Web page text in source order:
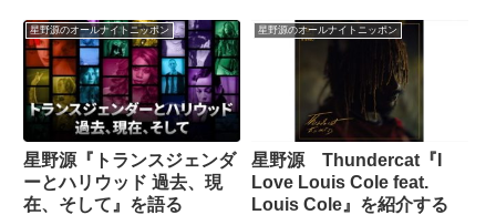
じゃあ、次。これは宇都宮市の
方。「私のおすすめはユニコーン
の『おかしな2人』です。この曲
が...
京ドーム』を振り返り。オードリ
ーが披露した30分強の漫才をス
テージ裏から見た時に感じたエモ
さを話していました。
星野源のオールナイトニッポン
星野源『トランスジェンダ
ーとハリウッド 過去、現
在、そして』を語る
星野源のオールナイトニッポン
星野源 Thundercat『I
Love Louis Cole feat.
Louis Cole』を紹介する